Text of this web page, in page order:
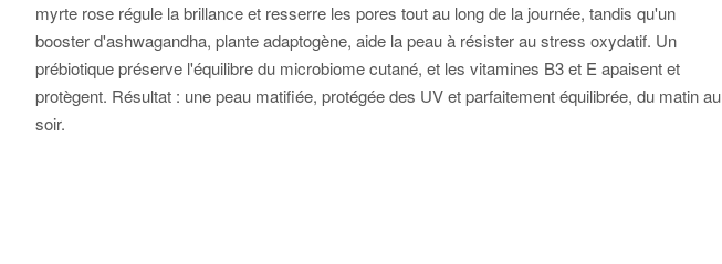
myrte rose régule la brillance et resserre les pores tout au long de la journée, tandis qu'un
booster d'ashwagandha, plante adaptogène, aide la peau à résister au stress oxydatif. Un
prébiotique préserve l'équilibre du microbiome cutané, et les vitamines B3 et E apaisent et
protègent. Résultat : une peau matifiée, protégée des UV et parfaitement équilibrée, du matin au
soir.